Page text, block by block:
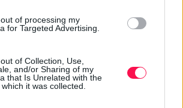
of processing my
for Targeted Advertising.
of Collection, Use,
and/or Sharing of my
that Is Unrelated with the
it was collected.
nem önállóan működnek:
azalvás alatti agyhullámokat, a
és az erek tágulását vagy
szerint a mély alvás
ezeket az
Ez lehet az egyik oka annak,
és minőségű alvás